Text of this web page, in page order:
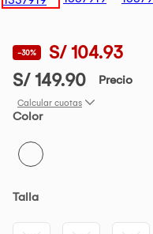
-30%
S/ 104.93
S/ 149.90
Precio
Calcular cuotas
Color
Talla